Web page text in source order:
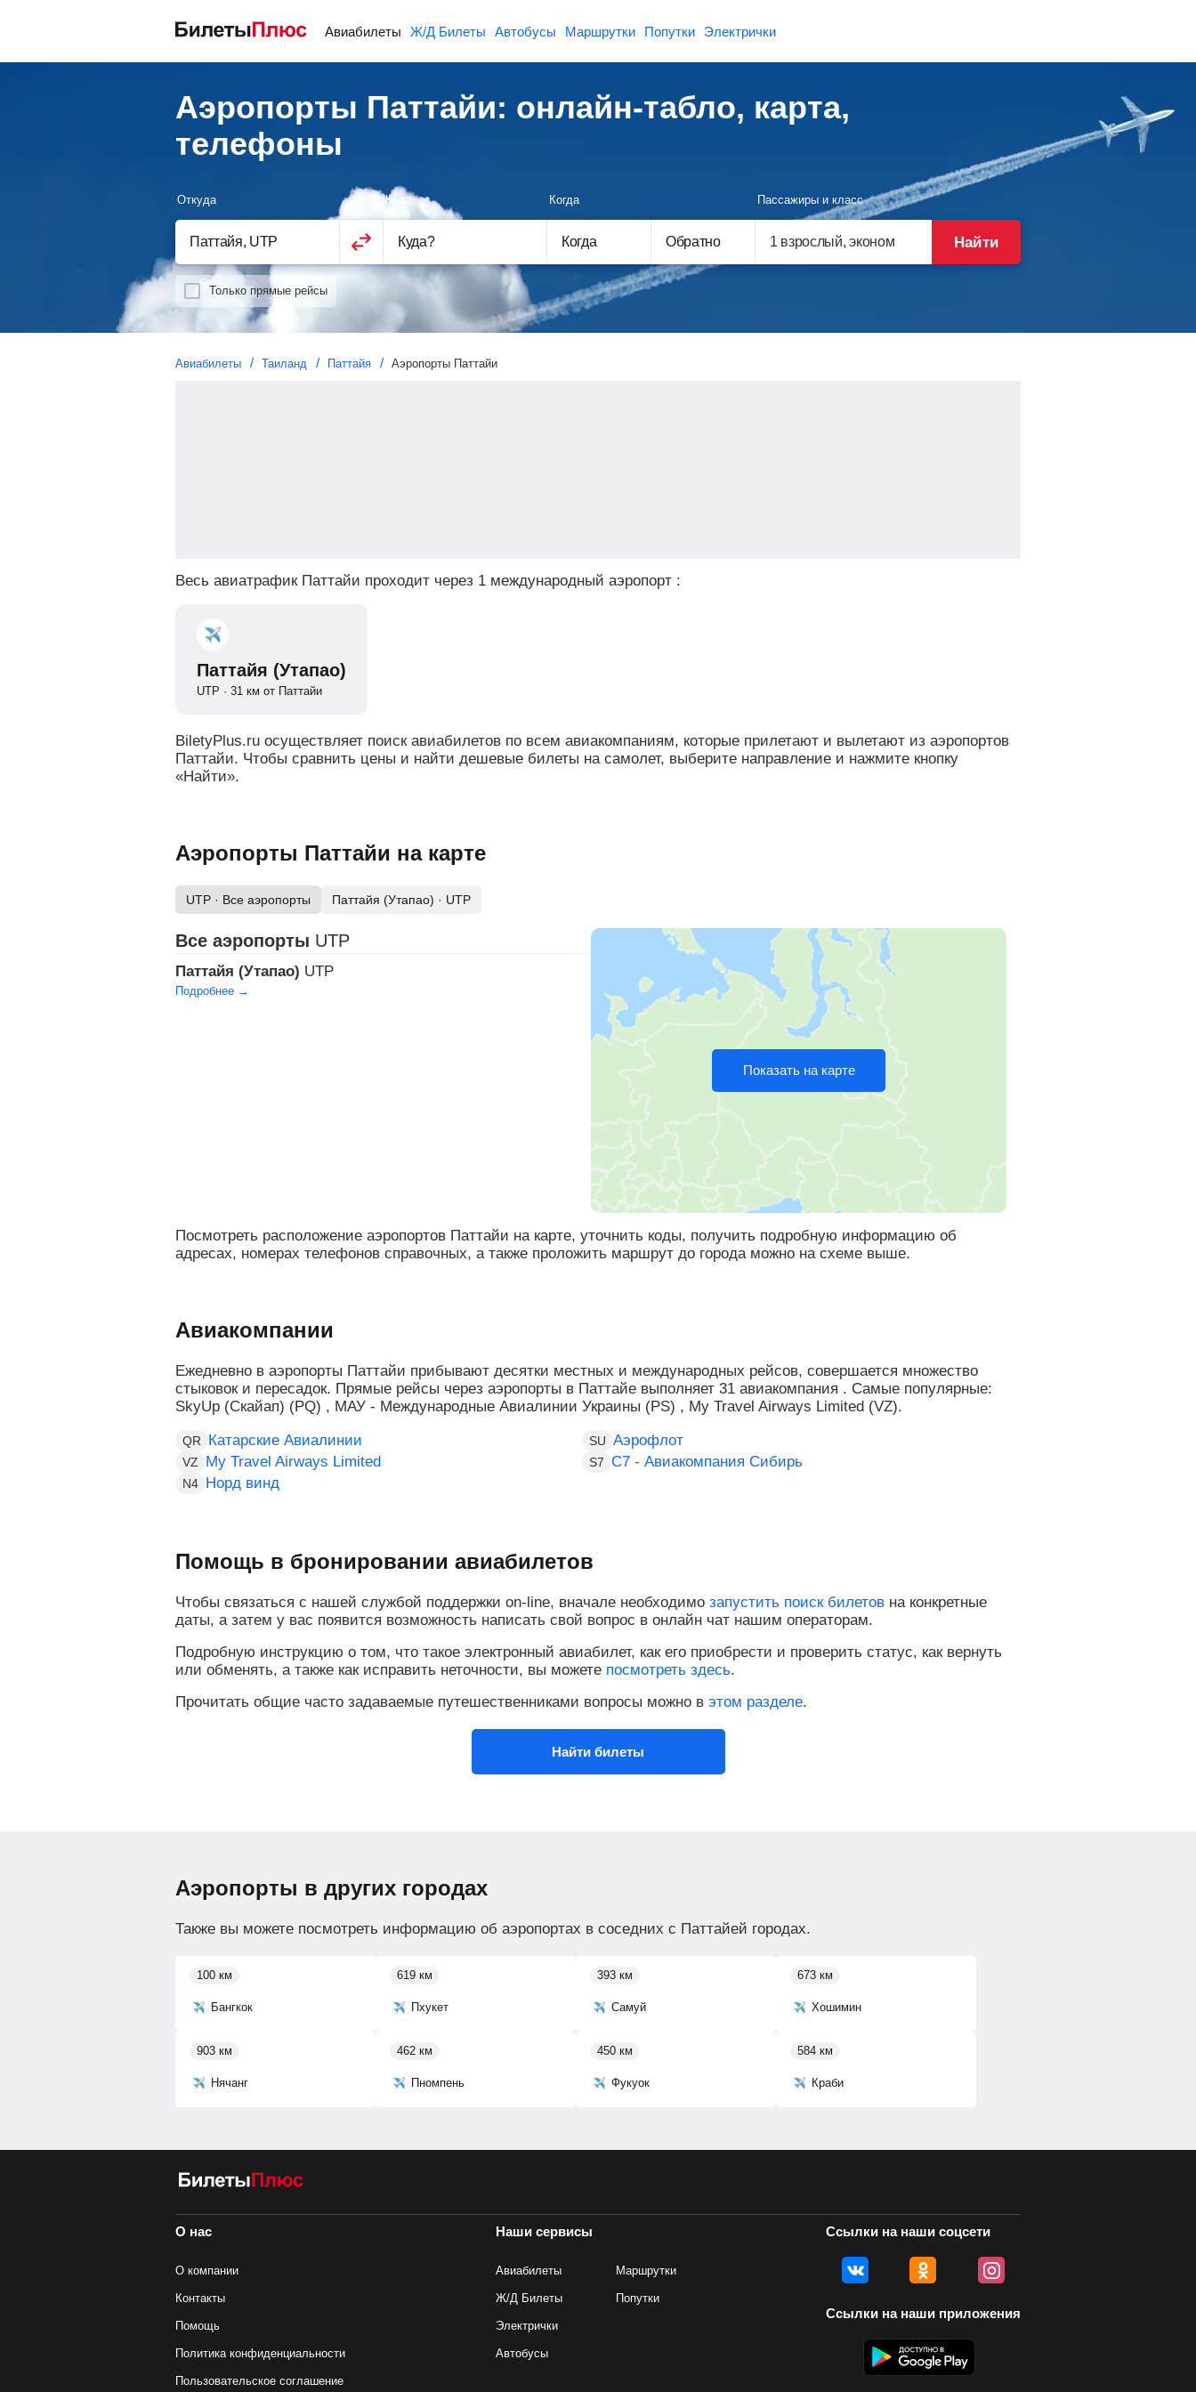
Авиабилеты Ж/Д Билеты Автобусы Маршрутки Попутки Электрички
Аэропорты Паттайи: онлайн-табло, карта,
телефоны
Откуда
Куда?
Куда
Когда
Когда
Обратно
Пассажиры и класс
Только прямые рейсы
Найти
Авиабилеты Таиланд Паттайя Аэропорты Паттайи
Весь авиатрафик Паттайи проходит через 1 международный аэропорт :
Паттайя (Утапао)
UTP · 31 км от Паттайи
BiletyPlus.ru осуществляет поиск авиабилетов по всем авиакомпаниям, которые прилетают и вылетают из аэропортов
Паттайи. Чтобы сравнить цены и найти дешевые билеты на самолет, выберите направление и нажмите кнопку
«Найти».
Аэропорты Паттайи на карте
UTP · Все аэропорты Паттайя (Утапао) · UTP
Все аэропорты UTP
Паттайя (Утапао) UTP
Подробнее →
Показать на карте
Посмотреть расположение аэропортов Паттайи на карте, уточнить коды, получить подробную информацию об
адресах, номерах телефонов справочных, а также проложить маршрут до города можно на схеме выше.
Авиакомпании
Ежедневно в аэропорты Паттайи прибывают десятки местных и международных рейсов, совершается множество
стыковок и пересадок. Прямые рейсы через аэропорты в Паттайе выполняет 31 авиакомпания . Самые популярные:
SkyUp (Скайап) (PQ) , МАУ - Международные Авиалинии Украины (PS) , My Travel Airways Limited (VZ).
QR Катарские Авиалинии SU Аэрофлот
VZ My Travel Airways Limited S7 С7 - Авиакомпания Сибирь
N4 Норд винд
Помощь в бронировании авиабилетов
Чтобы связаться с нашей службой поддержки on-line, вначале необходимо запустить поиск билетов на конкретные
даты, а затем у вас появится возможность написать свой вопрос в онлайн чат нашим операторам.
Подробную инструкцию о том, что такое электронный авиабилет, как его приобрести и проверить статус, как вернуть
или обменять, а также как исправить неточности, вы можете посмотреть здесь.
Прочитать общие часто задаваемые путешественниками вопросы можно в этом разделе.
Найти билеты
Аэропорты в других городах
Также вы можете посмотреть информацию об аэропортах в соседних с Паттайей городах.
Бангкок
100 км
Пхукет
619 км
Самуй
393 км
Хошимин
673 км
Нячанг
903 км
Пномпень
462 км
Фукуок
450 км
Краби
584 км
О нас
О компании
Контакты
Помощь
Политика конфиденциальности
Пользовательское соглашение
Наши сервисы
Авиабилеты
Ж/Д Билеты
Электрички
Автобусы
Маршрутки
Попутки
Ссылки на наши соцсети
Ссылки на наши приложения